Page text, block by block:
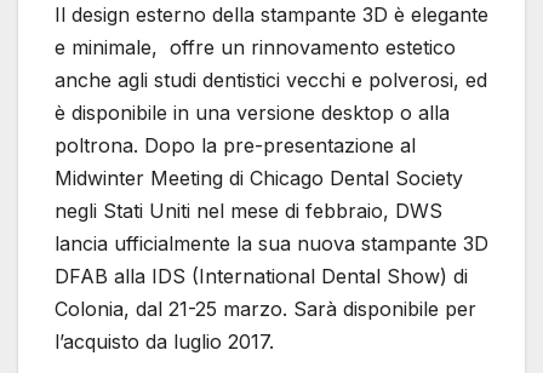
Il design esterno della stampante 3D è elegante
e minimale, offre un rinnovamento estetico
anche agli studi dentistici vecchi e polverosi, ed
è disponibile in una versione desktop o alla
poltrona. Dopo la pre-presentazione al
Midwinter Meeting di Chicago Dental Society
negli Stati Uniti nel mese di febbraio, DWS
lancia ufficialmente la sua nuova stampante 3D
DFAB alla IDS (International Dental Show) di
Colonia, dal 21-25 marzo. Sarà disponibile per
l’acquisto da luglio 2017.